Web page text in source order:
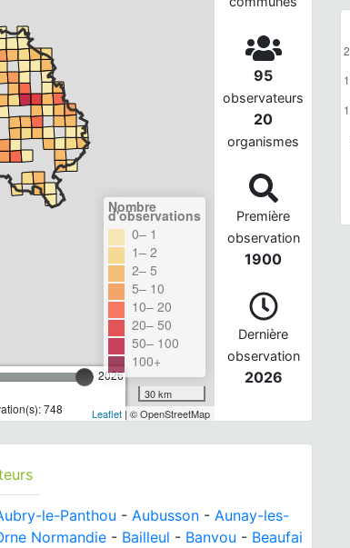
2026
748
Nombre
d'observations
0– 1
1– 2
2– 5
5– 10
10– 20
20– 50
50– 100
100+
30 km
Leaflet| © OpenStreetMap
95
observateurs
20
organismes
Première
observation
1900
Dernière
observation
2026
le-Panthou - Aubusson - Aunay-les-
Normandie - Bailleul - Banvou - Beaufai